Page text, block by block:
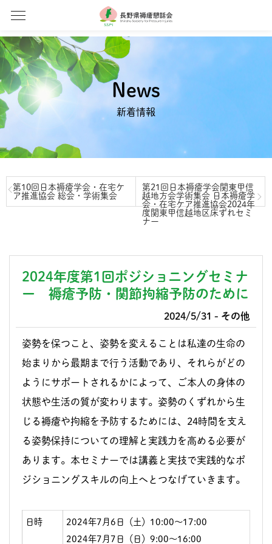
News
新着情報
第10回日本褥瘡学会・在宅ケ
ア推進協会 総会・学術集会
第21回日本褥瘡学会関東甲信
越地方会学術集会 日本褥瘡学
会・在宅ケア推進協会2024年
度関東甲信越地区床ずれセミ
ナー
2024年度第1回ポジショニングセミナ
ー 褥瘡予防・関節拘縮予防のために
2024/5/31 - その他
姿勢を保つこと、姿勢を変えることは私達の生命の
始まりから最期まで行う活動であり、それらがどの
ようにサポートされるかによって、ご本人の身体の
状態や生活の質が変わります。姿勢のくずれから生
じる褥瘡や拘縮を予防するためには、24時間を支え
る姿勢保持についての理解と実践力を高める必要が
あります。本セミナーでは講義と実技で実践的なポ
ジショニングスキルの向上へとつなげていきます。
日時
2024年7月6日（土）10:00～17:00
2024年7月7日（日）9:00～16:00